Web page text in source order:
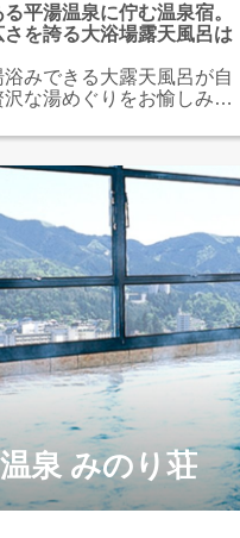
平湯温泉に佇む温泉宿。
を誇る大浴場露天風呂は
みできる大露天風呂が自
な湯めぐりをお愉しみ下
上がりアイスなどの無料
泉 みのり荘